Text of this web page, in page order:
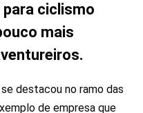
ciclismo
mais
se destacou no ramo das
de empresa que